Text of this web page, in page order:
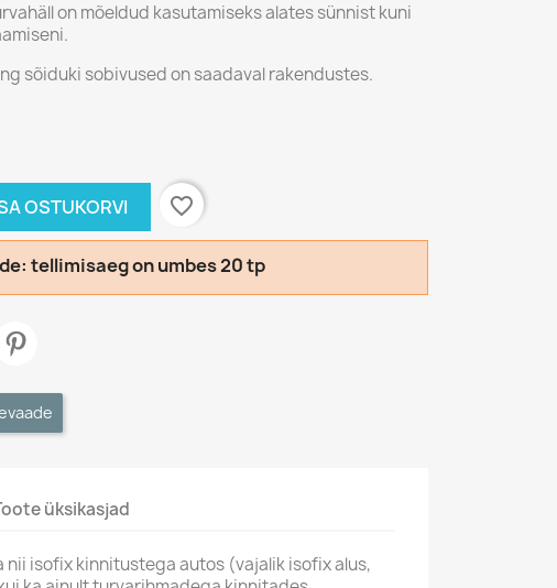
on mõeldud kasutamiseks alates sünnist kuni
sõiduki sobivused on saadaval rakendustes.
OSTUKORVI favorite_border
tellimisaeg on umbes 20 tp
üksikasjad
nii isofix kinnitustega autos (vajalik isofix alus,